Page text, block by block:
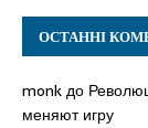
ОСТАННІ
monkдо
меняют игру